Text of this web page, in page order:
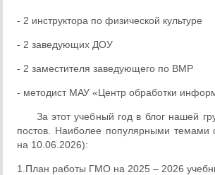
- 2 инструктора по физической культуре
- 2 заведующих ДОУ
- 2 заместителя заведующего по ВМР
- методист МАУ «Центр обработки
За этот учебный год в блог нашей
постов. Наиболее популярными темами
на 10.06.2026):
1.План работы ГМО на 2025 – 2026